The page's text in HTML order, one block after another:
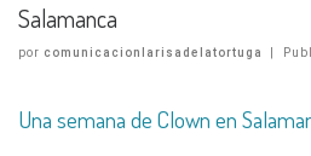
Salamanca
por comunicacionlarisadelatortuga
Una semana de Clown en